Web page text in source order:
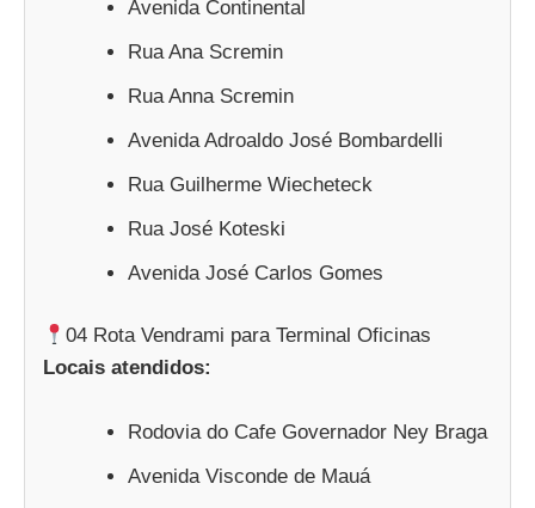
Avenida Continental
Rua Ana Scremin
Rua Anna Scremin
Avenida Adroaldo José Bombardelli
Rua Guilherme Wiecheteck
Rua José Koteski
Avenida José Carlos Gomes
04 Rota Vendrami para Terminal Oficinas
Locais atendidos:
Rodovia do Cafe Governador Ney Braga
Avenida Visconde de Mauá